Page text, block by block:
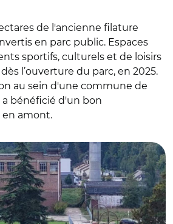
de l'ancienne filature
en parc public. Espaces
sportifs, culturels et de loisirs
l’ouverture du parc, en 2025.
au sein d'une commune de
bénéficié d'un bon
amont.